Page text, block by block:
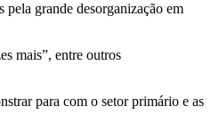
pela grande desorganização em
mais”, entre outros
para com o setor primário e as